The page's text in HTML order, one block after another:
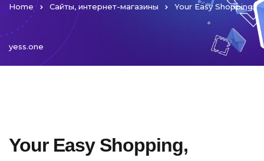
Home Сайты, интернет-магазины Your Easy Shopping,
yess.one
Your Easy Shopping,